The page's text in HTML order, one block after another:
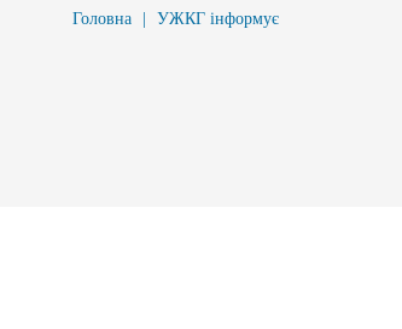
Головна УЖКГ інформує